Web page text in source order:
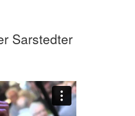
Sarstedter